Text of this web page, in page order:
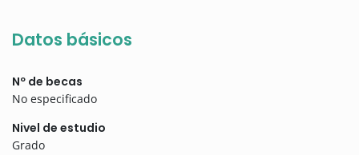
Datos básicos
Nº de becas
No especificado
Nivel de estudio
Grado